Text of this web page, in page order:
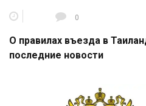
0
О правилах въезда в
последние новости